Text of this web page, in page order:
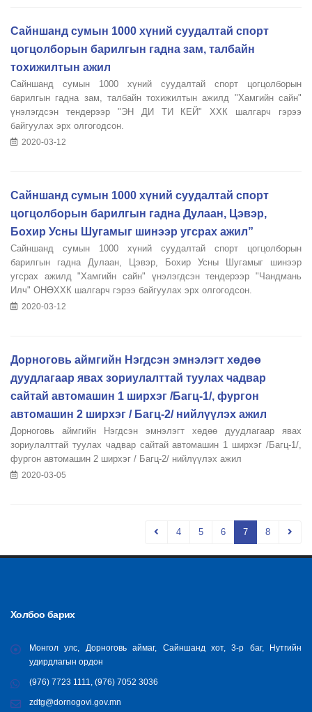
Сайншанд сумын 1000 хүний суудалтай спорт
цогцолборын барилгын гадна зам, талбайн
тохижилтын ажил
Сайншанд сумын 1000 хүний суудалтай спорт цогцолборын
барилгын гадна зам, талбайн тохижилтын ажилд "Хамгийн сайн"
үнэлэгдсэн тендерээр "ЭН ДИ ТИ КЕЙ" ХХК шалгарч гэрээ
байгуулах эрх олгогодсон.
2020-03-12
Сайншанд сумын 1000 хүний суудалтай спорт
цогцолборын барилгын гадна Дулаан, Цэвэр,
Бохир Усны Шугамыг шинээр угсрах ажил”
Сайншанд сумын 1000 хүний суудалтай спорт цогцолборын
барилгын гадна Дулаан, Цэвэр, Бохир Усны Шугамыг шинээр
угсрах ажилд "Хамгийн сайн" үнэлэгдсэн тендерээр "Чандмань
Илч" ОНӨХХК шалгарч гэрээ байгуулах эрх олгогодсон.
2020-03-12
Дорноговь аймгийн Нэгдсэн эмнэлэгт хөдөө
дуудлагаар явах зориулалттай туулах чадвар
сайтай автомашин 1 ширхэг /Багц-1/, фургон
автомашин 2 ширхэг / Багц-2/ нийлүүлэх ажил
Дорноговь аймгийн Нэгдсэн эмнэлэгт хөдөө дуудлагаар явах
зориулалттай туулах чадвар сайтай автомашин 1 ширхэг /Багц-1/,
фургон автомашин 2 ширхэг / Багц-2/ нийлүүлэх ажил
2020-03-05
4 5 6 7 8
Холбоо барих
Монгол улс, Дорноговь аймаг, Сайншанд хот, 3-р баг, Нутгийн
удирдлагын ордон
(976) 7723 1111, (976) 7052 3036
zdtg@dornogovi.gov.mn